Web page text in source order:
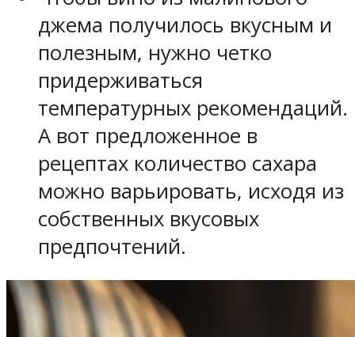
джема получилось вкусным и
полезным, нужно четко
придерживаться
температурных рекомендаций.
А вот предложенное в
рецептах количество сахара
можно варьировать, исходя из
собственных вкусовых
предпочтений.